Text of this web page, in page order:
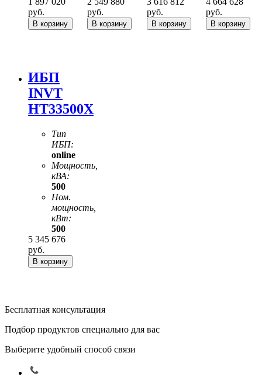
руб.
руб.
руб.
руб.
ИБП
INVT
HT33500X
Тип
ИБП:
online
Мощность,
кВА:
500
Ном.
мощность,
кВт:
500
5 345 676
руб.
Бесплатная консультация
Подбор продуктов специально для вас
Выберите удобный способ связи